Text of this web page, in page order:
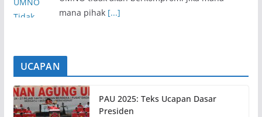
mana pihak [...]
UCAPAN
PAU 2025: Teks Ucapan Dasar
Presiden